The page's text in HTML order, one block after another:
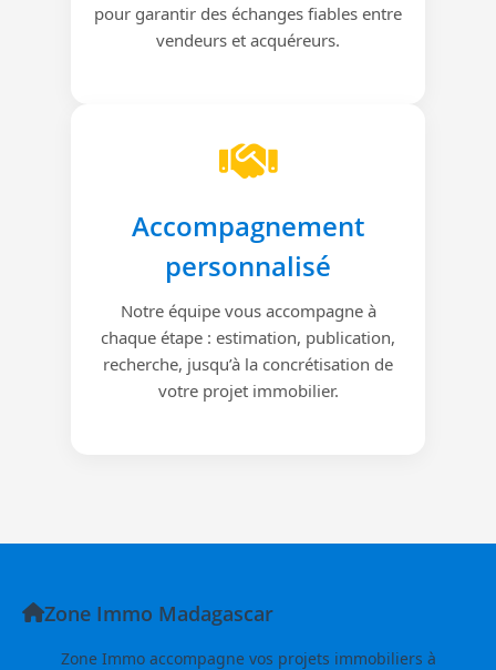
pour garantir des échanges fiables entre
vendeurs et acquéreurs.
Accompagnement
personnalisé
Notre équipe vous accompagne à
chaque étape : estimation, publication,
recherche, jusqu’à la concrétisation de
votre projet immobilier.
Zone Immo Madagascar
Zone Immo accompagne vos projets immobiliers à